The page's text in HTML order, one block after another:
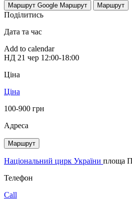
Маршрут Google Маршрут Маршрут
Поділитись
Дата та час
Add to calendar
НД 21 чер 12:00-18:00
Ціна
Ціна
100-900 грн
Адреса
Маршрут
Національний цирк України площа
Телефон
Call